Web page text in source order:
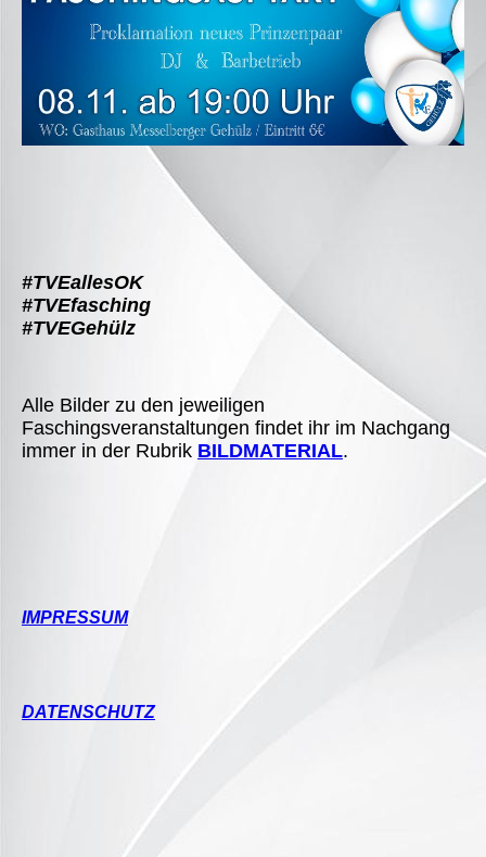
#TVEallesOK
#TVEfasching
#TVEGehülz
Alle Bilder zu den jeweiligen
Faschingsveranstaltungen findet ihr im Nachgang
immer in der Rubrik BILDMATERIAL.
IMPRESSUM
DATENSCHUTZ